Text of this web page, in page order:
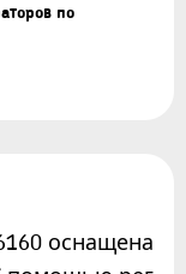
по
оснащена